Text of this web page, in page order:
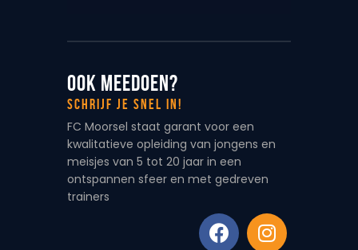
Ook meedoen?
Schrijf je snel in!
FC Moorsel staat garant voor een
kwalitatieve opleiding van jongens en
meisjes van 5 tot 20 jaar in een
ontspannen sfeer en met gedreven
trainers